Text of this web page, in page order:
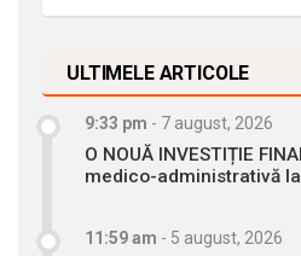
ULTIMELE ARTICOLE
9:33 pm - 7 august, 2026
O NOUĂ INVESTIȚIE
medico-administrativă la
11:59 am - 5 august, 2026